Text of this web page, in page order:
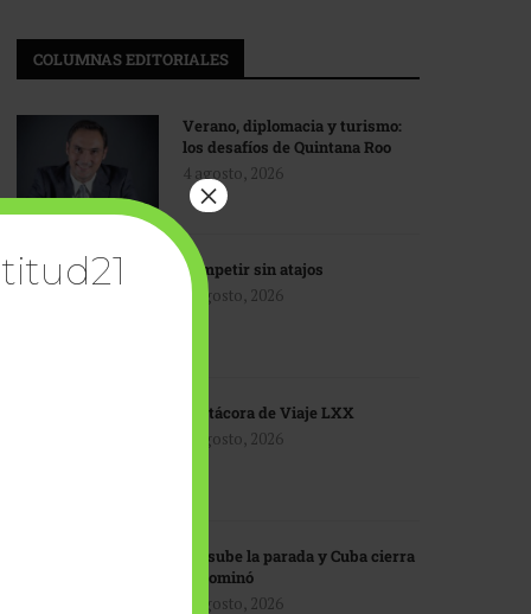
COLUMNAS EDITORIALES
Verano, diplomacia y turismo:
los desafíos de Quintana Roo
4 agosto, 2026
Competir sin atajos
4 agosto, 2026
Bitácora de Viaje LXX
3 agosto, 2026
EU sube la parada y Cuba cierra
el dominó
3 agosto, 2026
×